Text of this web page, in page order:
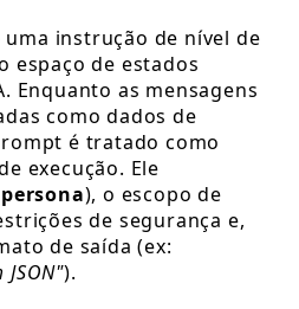
uma instrução de nível de
espaço de estados
Enquanto as mensagens
como dados de
é tratado como
execução. Ele
persona), o escopo de
de segurança e,
de saída (ex:
).